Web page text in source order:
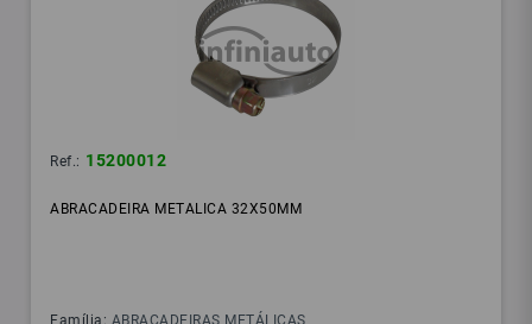
Ref.: 15200012
ABRACADEIRA METALICA 32X50MM
Família: ABRACADEIRAS METÁLICAS